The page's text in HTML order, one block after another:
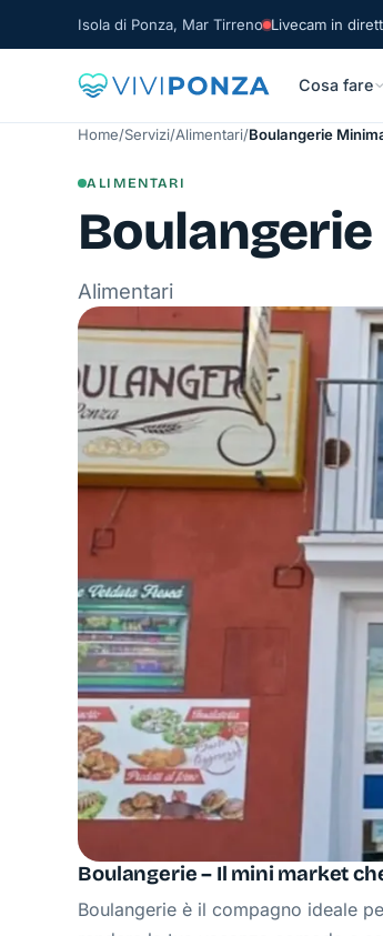
Isola di Ponza, Mar Tirreno Livecam in
Cosa fare
Home/Servizi/Alimentari/Boulangerie
ALIMENTARI
Alimentari
Boulangerie – Il mini market
Boulangerie è il compagno ideale